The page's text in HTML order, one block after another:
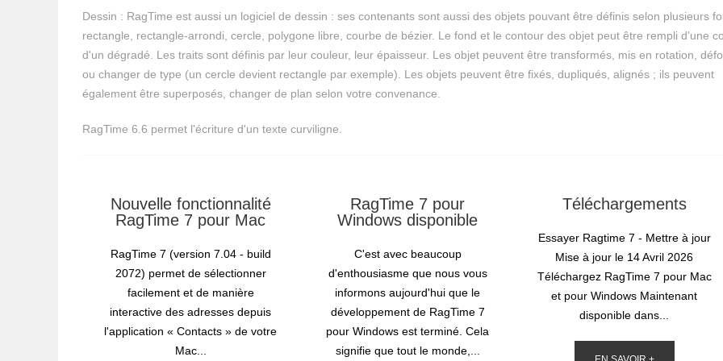
Dessin : RagTime est aussi un logiciel de dessin : ses contenants sont aussi des objets pouvant être définis selon plusieurs
rectangle, rectangle-arrondi, cercle, polygone libre, courbe de bézier. Le fond et le contour des objet peut être rempli d'une
d'un dégradé. Les traits sont définis par leur couleur, leur épaisseur. Les objet peuvent être transformés, mis en rotation,
ou changer de type (un cercle devient rectangle par exemple). Les objets peuvent être fixés, dupliqués, alignés ; ils peuvent
également être superposés, changer de plan selon votre convenance.
RagTime 6.6 permet l'écriture d'un texte curviligne.
Nouvelle fonctionnalité
RagTime 7 pour Mac
RagTime 7 (version 7.04 - build
2072) permet de sélectionner
facilement et de manière
interactive des adresses depuis
l'application « Contacts » de votre
Mac...
RagTime 7 pour
Windows disponible
C'est avec beaucoup
d'enthousiasme que nous vous
informons aujourd'hui que le
développement de RagTime 7
pour Windows est terminé. Cela
signifie que tout le monde,...
Téléchargements
Essayer Ragtime 7 - Mettre à jour
Mise à jour le 14 Avril 2026
Téléchargez RagTime 7 pour Mac
et pour Windows Maintenant
disponible dans...